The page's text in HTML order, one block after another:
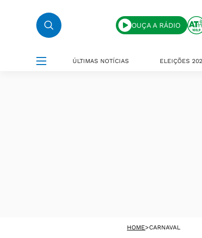
OUÇA A RÁDIO
ÚLTIMAS NOTÍCIAS ELEIÇÕES
HOME>CARNAVAL